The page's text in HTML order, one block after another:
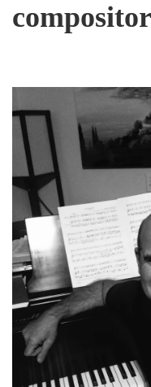
compositor